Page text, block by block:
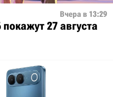
Вчера в 13:29
27 августа